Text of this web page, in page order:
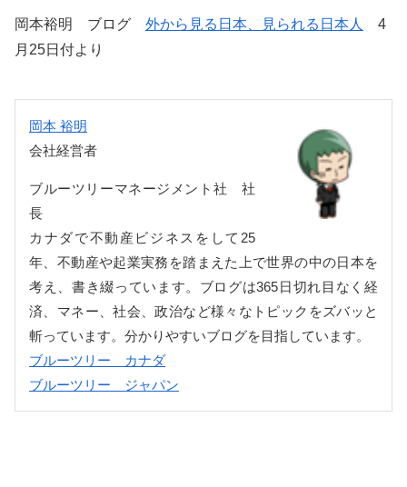
岡本裕明 ブログ 外から見る日本、見られる日本人
4
月25日付より
岡本 裕明
会社経営者
ブルーツリーマネージメント社 社
長
カナダで不動産ビジネスをして25
年、不動産や起業実務を踏まえた上で世界の中の日本を
考え、書き綴っています。ブログは365日切れ目なく経
済、マネー、社会、政治など様々なトピックをズバッと
斬っています。分かりやすいブログを目指しています。
ブルーツリー カナダ
ブルーツリー ジャパン